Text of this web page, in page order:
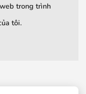
trong trình
tôi.